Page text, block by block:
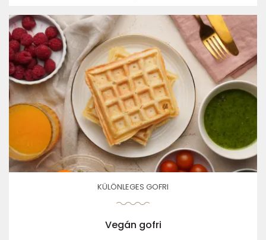
KÜLÖNLEGES GOFRI
Vegán gofri